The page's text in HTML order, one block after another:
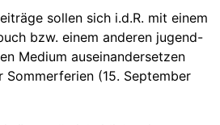
sollen sich i.d.R. mit einem
bzw. einem anderen jugend-
Medium auseinandersetzen
Sommerferien (15. September